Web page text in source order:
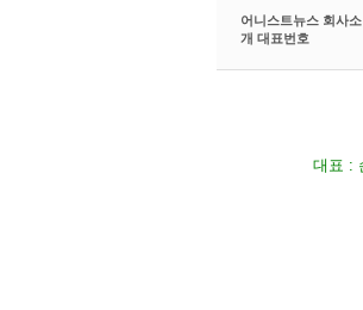
어니스트뉴스 회사소
개 대표번호
대표 :